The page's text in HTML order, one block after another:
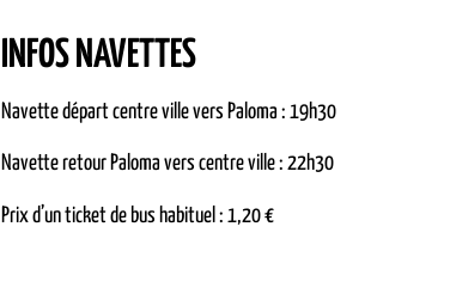
INFOS NAVETTES
Navette départ centre ville vers Paloma : 19h30
Navette retour Paloma vers centre ville : 22h30
Prix d’un ticket de bus habituel : 1,20 €